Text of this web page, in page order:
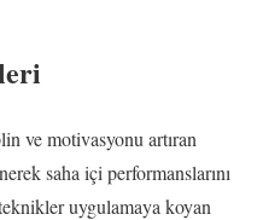
ve motivasyonu artıran
saha içi performanslarını
uygulamaya koyan